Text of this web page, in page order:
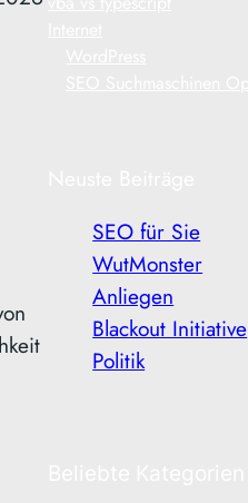
SEO für Sie
WutMonster
Anliegen
Blackout Initiative
Politik